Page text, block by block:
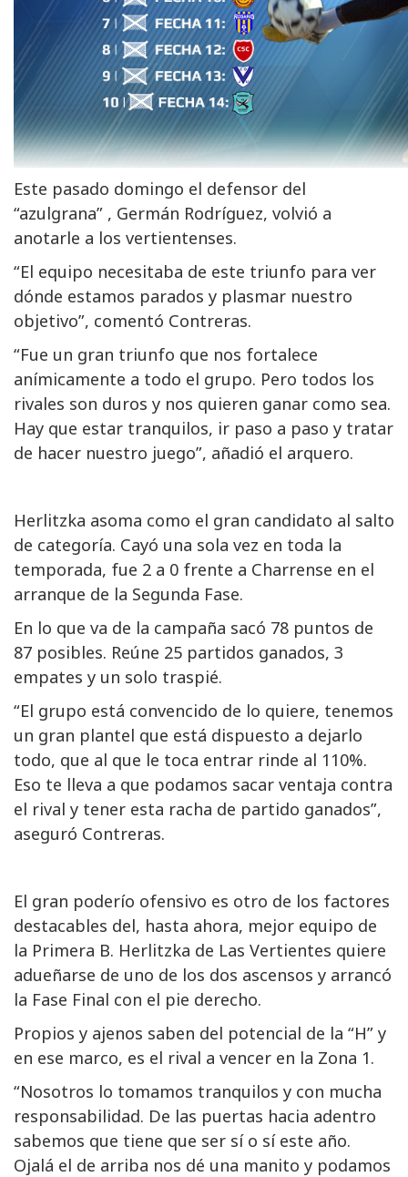
Este pasado domingo el defensor del
“azulgrana” , Germán Rodríguez, volvió a
anotarle a los vertientenses.
“El equipo necesitaba de este triunfo para ver
dónde estamos parados y plasmar nuestro
objetivo”, comentó Contreras.
“Fue un gran triunfo que nos fortalece
anímicamente a todo el grupo. Pero todos los
rivales son duros y nos quieren ganar como sea.
Hay que estar tranquilos, ir paso a paso y tratar
de hacer nuestro juego”, añadió el arquero.
Herlitzka asoma como el gran candidato al salto
de categoría. Cayó una sola vez en toda la
temporada, fue 2 a 0 frente a Charrense en el
arranque de la Segunda Fase.
En lo que va de la campaña sacó 78 puntos de
87 posibles. Reúne 25 partidos ganados, 3
empates y un solo traspié.
“El grupo está convencido de lo quiere, tenemos
un gran plantel que está dispuesto a dejarlo
todo, que al que le toca entrar rinde al 110%.
Eso te lleva a que podamos sacar ventaja contra
el rival y tener esta racha de partido ganados”,
aseguró Contreras.
El gran poderío ofensivo es otro de los factores
destacables del, hasta ahora, mejor equipo de
la Primera B. Herlitzka de Las Vertientes quiere
adueñarse de uno de los dos ascensos y arrancó
la Fase Final con el pie derecho.
Propios y ajenos saben del potencial de la “H” y
en ese marco, es el rival a vencer en la Zona 1.
“Nosotros lo tomamos tranquilos y con mucha
responsabilidad. De las puertas hacia adentro
sabemos que tiene que ser sí o sí este año.
Ojalá el de arriba nos dé una manito y podamos